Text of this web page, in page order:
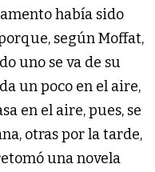
había sido
según Moffat,
uno se va de su
un poco en el aire,
en el aire, pues, se
otras por la tarde,
una novela